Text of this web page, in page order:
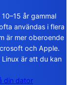
år gammal
användas i flera
är mer oberoende
och Apple.
är att du kan
din dator